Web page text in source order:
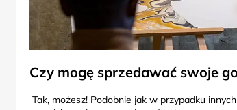
Czy mogę sprzedawać swoje
Tak, możesz! Podobnie jak w przypadku